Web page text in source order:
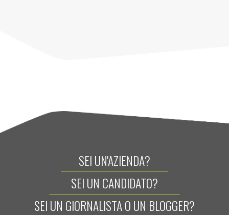
SEI UN'AZIENDA?
SEI UN CANDIDATO?
SEI UN GIORNALISTA O UN BLOGGER?